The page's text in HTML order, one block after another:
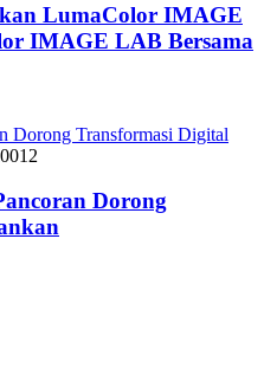
LumaColor IMAGE
IMAGE LAB Bersama
Dorong Transformasi Digital
Dorong